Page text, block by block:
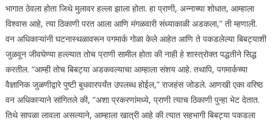
भागात ठेवला होता जिथे मुलावर हल्ला झाला होता. हा प्राणी, अन्नाच्या शोधात, आम्हाला
विश्वास आहे, त्या ठिकाणी परत आला आणि मंगळवारी संध्याकाळी अडकला,” ती म्हणाली.
वन अधिकाऱ्यांनी घटनास्थळावरून पगमार्क गोळा केले आहेत आणि ते पकडलेल्या बिबट्याशी
जुळवून जीवघेण्या हल्ल्यात तोच प्राणी सामील होता की नाही हे शास्त्रोक्त पद्धतीने सिद्ध
करतील. “आम्ही तोच बिबट्या अडकवल्याचा आम्हाला संशय आहे. तथापि, पगमार्कच्या
वैज्ञानिक जुळणीद्वारे पुष्टी बुधवारपर्यंत उपलब्ध होईल,” राजहंस जोडले. आणखी एका वरिष्ठ
वन अधिकाऱ्याने सांगितले की, “अशा प्रकरणांमध्ये, प्राणी त्याच ठिकाणी पुन्हा भेट देतात.
तिथे सापळा लावला असल्याने, आम्हाला खात्री आहे की त्यात सहभागी बिबट्या पकडला